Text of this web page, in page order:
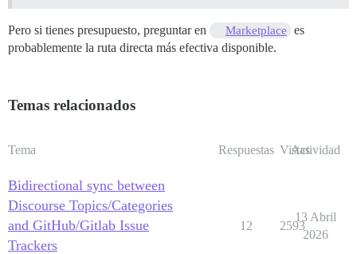
Pero si tienes presupuesto, preguntar en Marketplace
es
probablemente la ruta directa más efectiva disponible.
Temas relacionados
Tema Respuestas Vistas
Actividad
Bidirectional sync between
Discourse Topics/Categories
and GitHub/Gitlab Issue
Trackers
12 2593
13 Abril
2026